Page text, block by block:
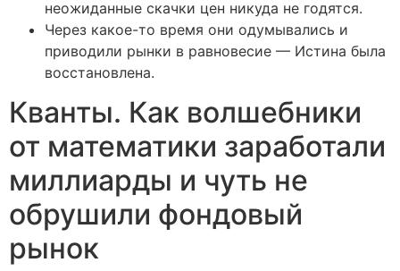
неожиданные скачки цен никуда не годятся.
Через какое-то время они одумывались и
приводили рынки в равновесие — Истина была
восстановлена.
Кванты. Как волшебники
от математики заработали
миллиарды и чуть не
обрушили фондовый
рынок